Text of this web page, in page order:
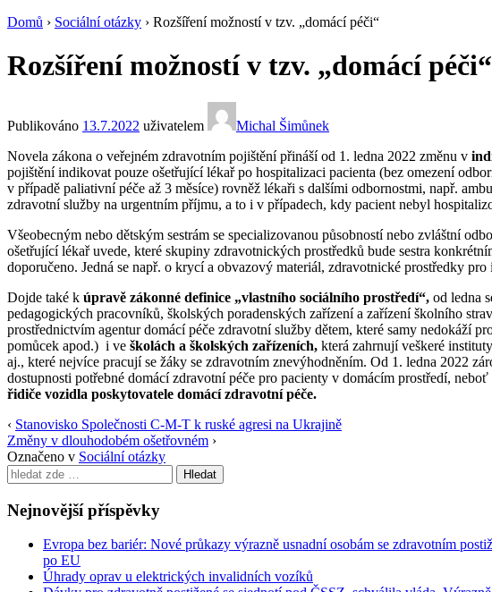
Domů › Sociální otázky › Rozšíření možností v tzv. „domácí péči“
Rozšíření možností v tzv. „domácí péči“
Publikováno 13.7.2022 uživatelem
Michal Šimůnek
Novela zákona o veřejném zdravotním pojištění přináší od 1. ledna 2022 změnu v
pojištění indikovat pouze ošetřující lékař po hospitalizaci pacienta (bez omezení
v případě paliativní péče až 3 měsíce) rovněž lékaři s dalšími odbornostmi, např.
zdravotní služby na urgentním příjmu, a to i v případech, kdy pacient nebyl
Všeobecným nebo dětským sestrám se specializovanou působností nebo zvláštní
ošetřující lékař uvede, které skupiny zdravotnických prostředků bude sestra
doporučeno. Jedná se např. o krycí a obvazový materiál, zdravotnické prostředky
Dojde také k úpravě zákonné definice „vlastního sociálního prostředí“, od ledna
pedagogických pracovníků, školských poradenských zařízení a zařízení školního
prostřednictvím agentur domácí péče zdravotní služby dětem, které samy nedokáží
pomůcek apod.) i ve školách a školských zařízeních, která zahrnují veškeré
aj., které nejvíce pracují se žáky se zdravotním znevýhodněním. Od 1. ledna 2022
dostupnosti potřebné domácí zdravotní péče pro pacienty v domácím prostředí,
řidiče vozidla poskytovatele domácí zdravotní péče.
‹ Stanovisko Společnosti C-M-T k ruské agresi na Ukrajině
Změny v dlouhodobém ošetřovném ›
Označeno v Sociální otázky
Search
for:
Nejnovější příspěvky
Evropa bez bariér: Nové průkazy výrazně usnadní osobám se zdravotním
po EU
Úhrady oprav u elektrických invalidních vozíků